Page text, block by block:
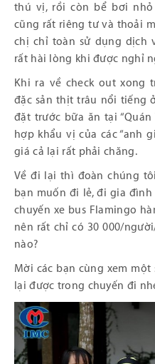
thú vị, rồi còn bể bơi
cũng rất riêng tư và thoải
chị chỉ toàn sử dụng dịch
rất hài lòng khi được nghỉ
Khi ra về check out xong
đặc sản thịt trâu nổi tiếng
đặt trước bữa ăn tại “Quán
hợp khẩu vị của các “anh
giá cả lại rất phải chăng.
Về đi lại thì đoàn chúng
bạn muốn đi lẻ, đi gia
chuyến xe bus Flamingo
nên rất chỉ có 30 000/
nào?
Mời các bạn cùng xem
lại được trong chuyến đi